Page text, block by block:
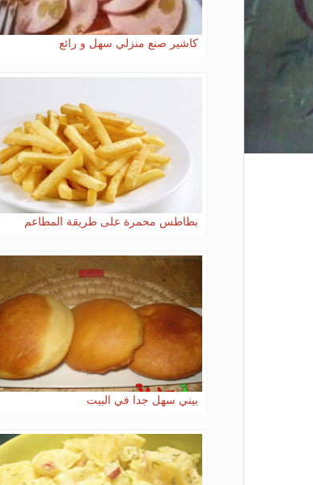
كاشير صنع منزلي سهل و رائع
بطاطس محمرة على طريقة المطاعم
بيني سهل جدا في البيت